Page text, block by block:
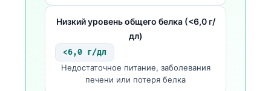
Низкий уровень общего белка (<6,0 г/
дл)
<6,0 г/дл
Недостаточное питание, заболевания
печени или потеря белка